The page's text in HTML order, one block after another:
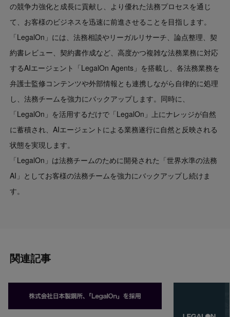
の競争力強化と成長に貢献し、より優れた法務プロセスを通じ
て、お客様のビジネスを迅速に前進させることを目指します。
「LegalOn」には、法務相談やリーガルリサーチ、論点整理、契
約書レビュー、契約書作成など、高度かつ複雑な法務業務に対応
するAIエージェント「LegalOn Agents」を搭載し、各法務業務を
弁護士監修コンテンツや外部情報とも連携しながら自律的に処理
し、法務チームを強力にバックアップします。同時に、
「LegalOn」を活用するだけで「LegalOn」上にナレッジが自然
に蓄積され、AIエージェントによる業務遂行に自然と反映される
状態を実現します。
「LegalOn」は法務チームのために開発された「世界水準の法務
AI」としてお客様の法務チームを強力にバックアップし続けま
す。
関連記事